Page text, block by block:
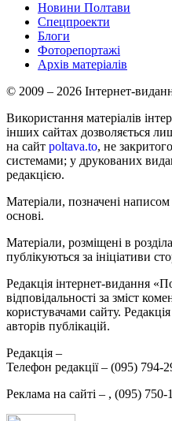
Новини Полтави
Спецпроекти
Блоги
Фоторепортажі
Архів матеріалів
© 2009 – 2026 Інтернет-
Використання матеріалів
інших сайтах дозволяється
на сайт poltava.to, не
системами; у друкованих
редакцією.
Матеріали, позначені написом
основі.
Матеріали, розміщені в
публікуються за ініціативи
Редакція інтернет-видання
відповідальності за зміст
користувачами сайту.
авторів публікацій.
Редакція –
Телефон редакції – (095) 794-
Реклама на сайті – , (095) 750-